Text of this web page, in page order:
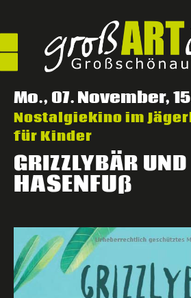
Mo., 07. November,
Nostalgiekino im
für Kinder
GRIZZLYBÄR UND
HASENFUß